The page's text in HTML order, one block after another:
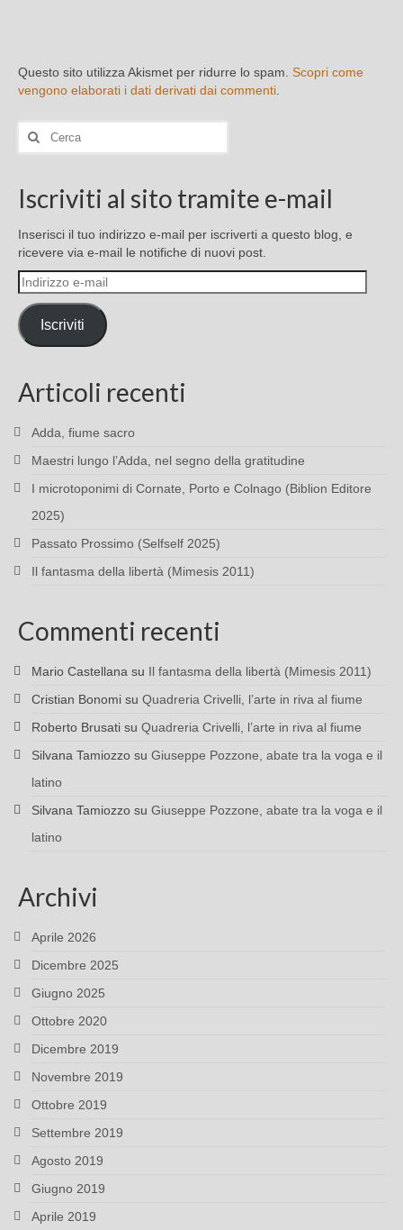
Questo sito utilizza Akismet per ridurre lo spam. Scopri come
vengono elaborati i dati derivati dai commenti
Cerca:
Iscriviti al sito tramite e-mail
Inserisci il tuo indirizzo e-mail per iscriverti a questo blog, e
ricevere via e-mail le notifiche di nuovi post.
Indirizzo
e-
mail
Iscriviti
Articoli recenti
Adda, fiume sacro
Maestri lungo l’Adda, nel segno della gratitudine
I microtoponimi di Cornate, Porto e Colnago (Biblion Editore
2025)
Passato Prossimo (Selfself 2025)
Il fantasma della libertà (Mimesis 2011)
Commenti recenti
Mario Castellana su Il fantasma della libertà (Mimesis 2011)
Cristian Bonomi su Quadreria Crivelli, l’arte in riva al fiume
Roberto Brusati su Quadreria Crivelli, l’arte in riva al fiume
Silvana Tamiozzo su Giuseppe Pozzone, abate tra la voga e il
latino
Silvana Tamiozzo su Giuseppe Pozzone, abate tra la voga e il
latino
Archivi
Aprile 2026
Dicembre 2025
Giugno 2025
Ottobre 2020
Dicembre 2019
Novembre 2019
Ottobre 2019
Settembre 2019
Agosto 2019
Giugno 2019
Aprile 2019